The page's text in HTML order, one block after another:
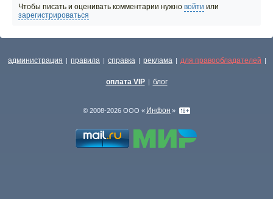
Чтобы писать и оценивать комментарии нужно войти или
зарегистрироваться
администрация | правила | справка | реклама | для правообладателей |
оплата VIP | блог
© 2008-2026 ООО « Инфон »